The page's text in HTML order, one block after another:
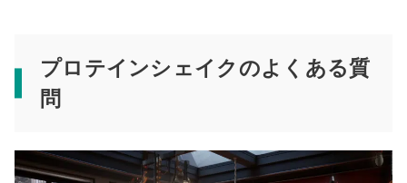
プロテインシェイクのよくある質
問